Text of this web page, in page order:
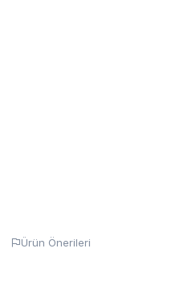
Ürün Önerileri